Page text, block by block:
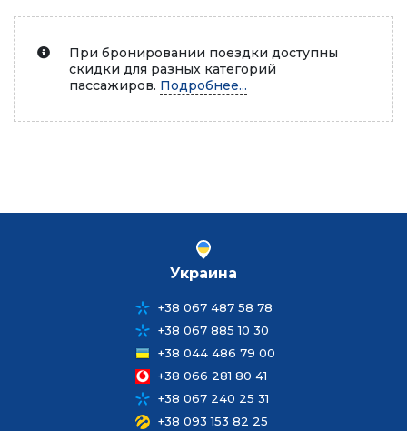
При бронировании поездки доступны
скидки для разных категорий
пассажиров. Подробнее...
Украина
+38 067 487 58 78
+38 067 885 10 30
+38 044 486 79 00
+38 066 281 80 41
+38 067 240 25 31
+38 093 153 82 25